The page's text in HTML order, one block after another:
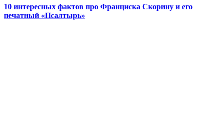
10 интересных фактов про Франциска Скорину и его
печатный «Псалтырь»